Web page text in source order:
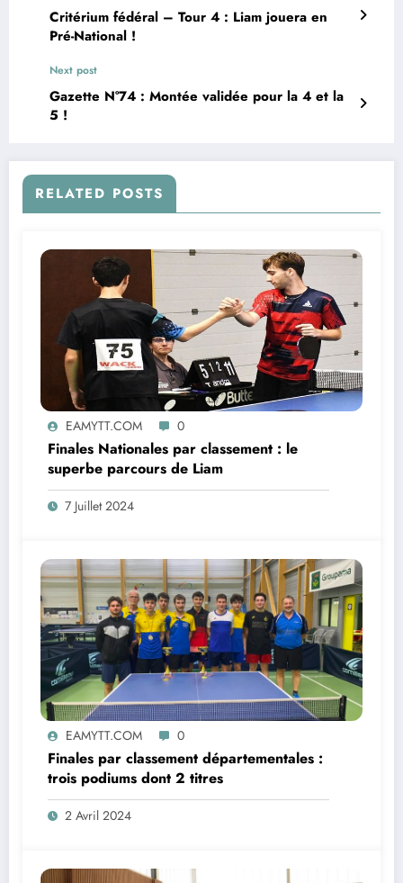
Critérium fédéral – Tour 4 : Liam jouera en
Pré-National !
Next post
Gazette N°74 : Montée validée pour la 4 et la
5 !
RELATED POSTS
EAMYTT.COM 0
Finales Nationales par classement : le
superbe parcours de Liam
7 Juillet 2024
EAMYTT.COM 0
Finales par classement départementales :
trois podiums dont 2 titres
2 Avril 2024